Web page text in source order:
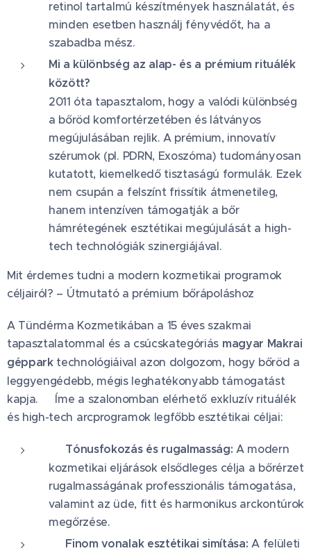
retinol tartalmú készítmények használatát, és
minden esetben használj fényvédőt, ha a
szabadba mész.
Mi a különbség az alap- és a prémium rituálék
között?
2011 óta tapasztalom, hogy a valódi különbség
a bőröd komfortérzetében és látványos
megújulásában rejlik. A prémium, innovatív
szérumok (pl. PDRN, Exoszóma) tudományosan
kutatott, kiemelkedő tisztaságú formulák. Ezek
nem csupán a felszínt frissítik átmenetileg,
hanem intenzíven támogatják a bőr
hámrétegének esztétikai megújulását a high-
tech technológiák szinergiájával.
Mit érdemes tudni a modern kozmetikai programok
céljairól? – Útmutató a prémium bőrápoláshoz
A Tündérma Kozmetikában a 15 éves szakmai
tapasztalatommal és a csúcskategóriás magyar Makrai
gépparktechnológiáival azon dolgozom, hogy bőröd a
leggyengédebb, mégis leghatékonyabb támogatást
kapja. ✨Íme a szalonomban elérhető exkluzív rituálék
és high-tech arcprogramok legfőbb esztétikai céljai:
📐 Tónusfokozás és rugalmasság: A modern
kozmetikai eljárások elsődleges célja a bőrérzet
rugalmasságának professzionális támogatása,
valamint az üde, fitt és harmonikus arckontúrok
megőrzése.
📉 Finom vonalak esztétikai simítása: A felületi